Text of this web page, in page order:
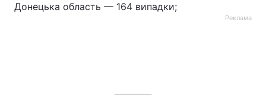
Донецька область — 164 випадки;
Реклама